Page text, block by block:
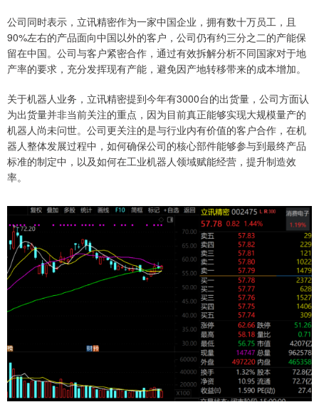
公司同时表示，立讯精密作为一家中国企业，拥有数十万员工，且
90%左右的产品面向中国以外的客户，公司仍有约三分之二的产能保
留在中国。公司与客户紧密合作，通过有效拆解分析不同国家对于地
产率的要求，充分发挥现有产能，避免因产地转移带来的成本增加。
关于机器人业务，立讯精密提到今年有3000台的出货量，公司方面认
为出货量并非当前关注的重点，因为目前真正能够实现大规模量产的
机器人尚未问世。公司更关注的是与行业内有价值的客户合作，在机
器人整体发展过程中，如何确保公司的核心部件能够参与到最终产品
标准的制定中，以及如何在工业机器人领域赋能经营，提升制造效
率。